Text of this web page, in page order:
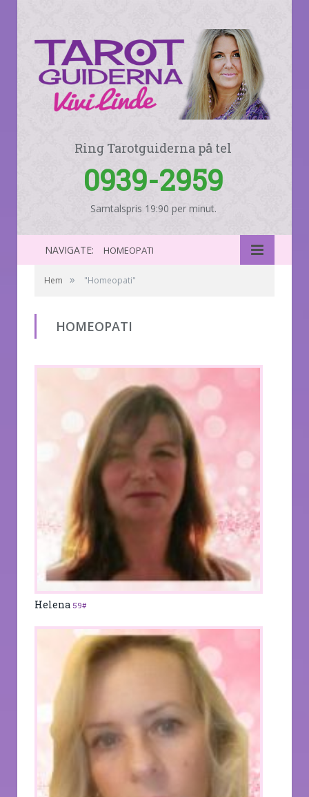
Ring Tarotguiderna på tel
0939-2959
Samtalspris 19:90 per minut.
NAVIGATE: HOMEOPATI
Hem » "Homeopati"
HOMEOPATI
Helena 59#